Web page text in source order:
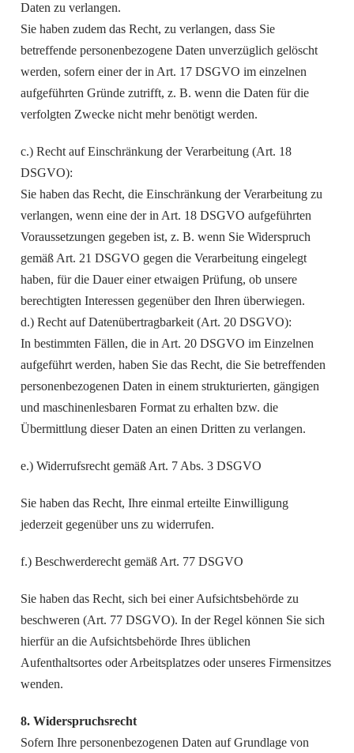
Daten zu verlangen.
Sie haben zudem das Recht, zu verlangen, dass Sie
betreffende personenbezogene Daten unverzüglich gelöscht
werden, sofern einer der in Art. 17 DSGVO im einzelnen
aufgeführten Gründe zutrifft, z. B. wenn die Daten für die
verfolgten Zwecke nicht mehr benötigt werden.
c.) Recht auf Einschränkung der Verarbeitung (Art. 18
DSGVO):
Sie haben das Recht, die Einschränkung der Verarbeitung zu
verlangen, wenn eine der in Art. 18 DSGVO aufgeführten
Voraussetzungen gegeben ist, z. B. wenn Sie Widerspruch
gemäß Art. 21 DSGVO gegen die Verarbeitung eingelegt
haben, für die Dauer einer etwaigen Prüfung, ob unsere
berechtigten Interessen gegenüber den Ihren überwiegen.
d.) Recht auf Datenübertragbarkeit (Art. 20 DSGVO):
In bestimmten Fällen, die in Art. 20 DSGVO im Einzelnen
aufgeführt werden, haben Sie das Recht, die Sie betreffenden
personenbezogenen Daten in einem strukturierten, gängigen
und maschinenlesbaren Format zu erhalten bzw. die
Übermittlung dieser Daten an einen Dritten zu verlangen.
e.) Widerrufsrecht gemäß Art. 7 Abs. 3 DSGVO
Sie haben das Recht, Ihre einmal erteilte Einwilligung
jederzeit gegenüber uns zu widerrufen.
f.) Beschwerderecht gemäß Art. 77 DSGVO
Sie haben das Recht, sich bei einer Aufsichtsbehörde zu
beschweren (Art. 77 DSGVO). In der Regel können Sie sich
hierfür an die Aufsichtsbehörde Ihres üblichen
Aufenthaltsortes oder Arbeitsplatzes oder unseres Firmensitzes
wenden.
8. Widerspruchsrecht
Sofern Ihre personenbezogenen Daten auf Grundlage von